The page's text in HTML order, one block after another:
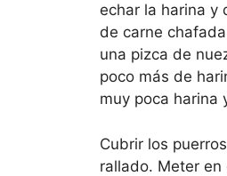
echar la harina y
de carne
una pizca de
poco más de
muy poca harina
Cubrir los
rallado. Meter